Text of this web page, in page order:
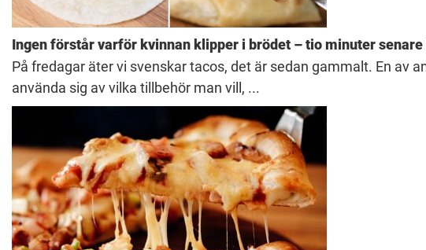
Ingen förstår varför kvinnan klipper i brödet – tio minuter senare
På fredagar äter vi svenskar tacos, det är sedan gammalt. En av
använda sig av vilka tillbehör man vill, ...